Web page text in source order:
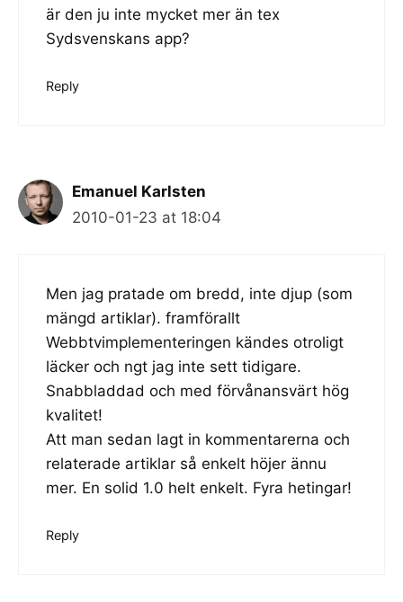
är den ju inte mycket mer än tex
Sydsvenskans app?
Reply
Emanuel Karlsten
2010-01-23 at 18:04
Men jag pratade om bredd, inte djup (som
mängd artiklar). framförallt
Webbtvimplementeringen kändes otroligt
läcker och ngt jag inte sett tidigare.
Snabbladdad och med förvånansvärt hög
kvalitet!
Att man sedan lagt in kommentarerna och
relaterade artiklar så enkelt höjer ännu
mer. En solid 1.0 helt enkelt. Fyra hetingar!
Reply